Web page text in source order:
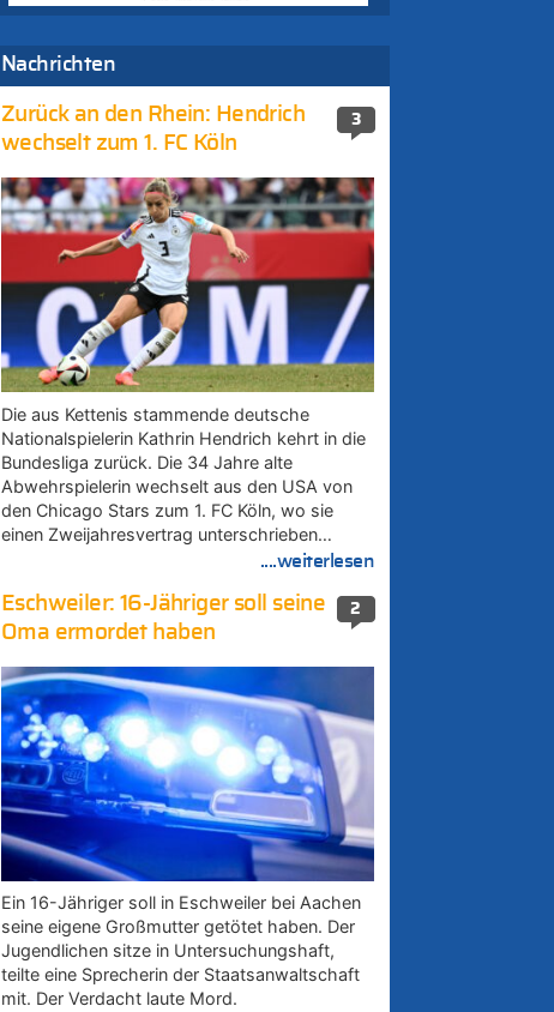
Nachrichten
3
Zurück an den Rhein: Hendrich
wechselt zum 1. FC Köln
Die aus Kettenis stammende deutsche
Nationalspielerin Kathrin Hendrich kehrt in die
Bundesliga zurück. Die 34 Jahre alte
Abwehrspielerin wechselt aus den USA von
den Chicago Stars zum 1. FC Köln, wo sie
einen Zweijahresvertrag unterschrieben…
....weiterlesen
2
Eschweiler: 16-Jähriger soll seine
Oma ermordet haben
Ein 16-Jähriger soll in Eschweiler bei Aachen
seine eigene Großmutter getötet haben. Der
Jugendlichen sitze in Untersuchungshaft,
teilte eine Sprecherin der Staatsanwaltschaft
mit. Der Verdacht laute Mord.